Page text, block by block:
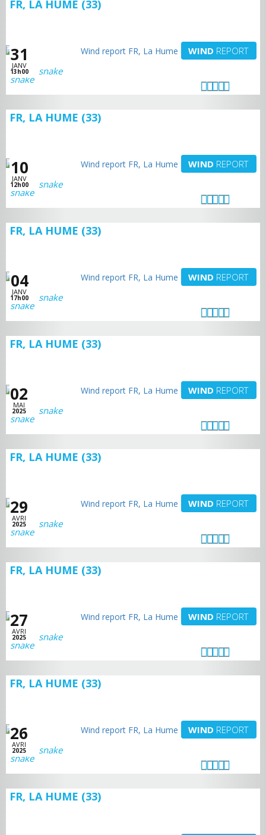
FR, LA HUME (33)
31
JANV
13h00
WIND REPORT
snake
FR, LA HUME (33)
10
JANV
12h00
WIND REPORT
snake
FR, LA HUME (33)
04
JANV
17h00
WIND REPORT
snake
FR, LA HUME (33)
02
MAI
2025
WIND REPORT
snake
FR, LA HUME (33)
29
AVRI
2025
WIND REPORT
snake
FR, LA HUME (33)
27
AVRI
2025
WIND REPORT
snake
FR, LA HUME (33)
26
AVRI
2025
WIND REPORT
snake
FR, LA HUME (33)